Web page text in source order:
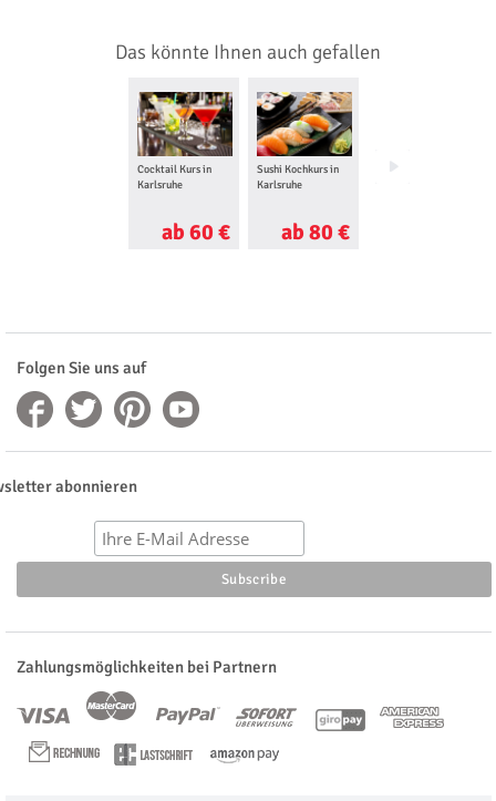
Das könnte Ihnen auch gefallen
Cocktail Kurs in
Karlsruhe
ab 60 €
Sushi Kochkurs in
Karlsruhe
ab 80 €
Show Dinner in Bad
Folgen Sie uns auf
abonnieren
Zahlungsmöglichkeiten bei Partnern